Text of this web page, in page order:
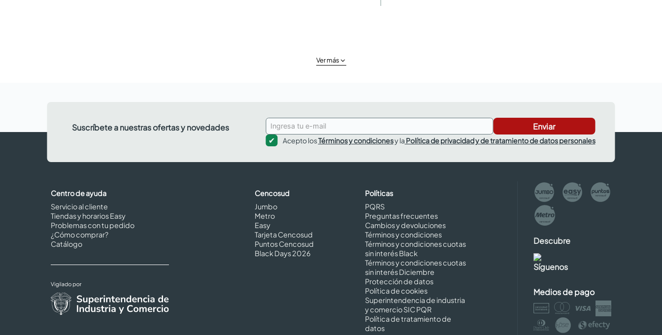
Ver más
Suscríbete a nuestras ofertas y novedades Enviar
Acepto losTérminos y condicionesy la Política de privacidad y de tratamiento de datos personales
Centro de ayuda
Servicio al cliente
Tiendas y horarios Easy
Problemas con tu pedido
¿Cómo comprar?
Catálogo
Cencosud
Jumbo
Metro
Easy
Tarjeta Cencosud
Puntos Cencosud
Black Days 2026
Políticas
PQRS
Preguntas frecuentes
Cambios y devoluciones
Términos y condiciones
Términos y condiciones cuotas
sin interés Black
Términos y condiciones cuotas
sin interés Diciembre
Protección de datos
Política de cookies
Superintendencia de industria
y comercio SIC PQR
Política de tratamiento de
datos
Descubre
Síguenos
Medios de pago